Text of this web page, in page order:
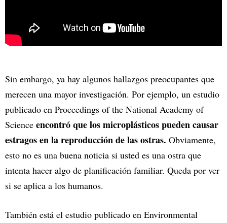
Sin embargo, ya hay algunos hallazgos preocupantes que
merecen una mayor investigación. Por ejemplo, un estudio
publicado en Proceedings of the National Academy of
Science encontró que los microplásticos pueden causar
estragos en la reproducción de las ostras. Obviamente,
esto no es una buena noticia si usted es una ostra que
intenta hacer algo de planificación familiar. Queda por ver
si se aplica a los humanos.
También está el estudio publicado en Environmental